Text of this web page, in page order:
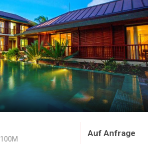
100M
Auf Anfrage